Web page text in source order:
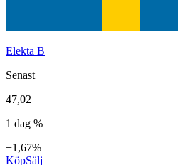
Elekta B
Senast
47,02
1 dag %
−1,67%
KöpSälj